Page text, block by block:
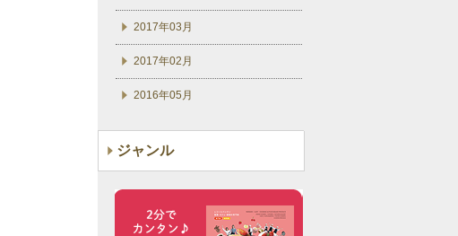
2017年03月
2017年02月
2016年05月
ジャンル